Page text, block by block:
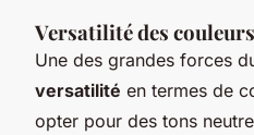
Versatilité des couleurs
Une des grandes forces
versatilité en termes de
opter pour des tons